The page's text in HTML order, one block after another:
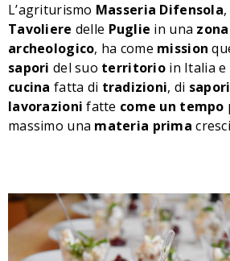
L’agriturismo Masseria Difensola
Tavoliere delle Puglie in una zona
archeologico, ha come mission
sapori del suo territorio in Italia e
cucina fatta di tradizioni, di sapori
lavorazioni fatte come un tempo
massimo una materia prima